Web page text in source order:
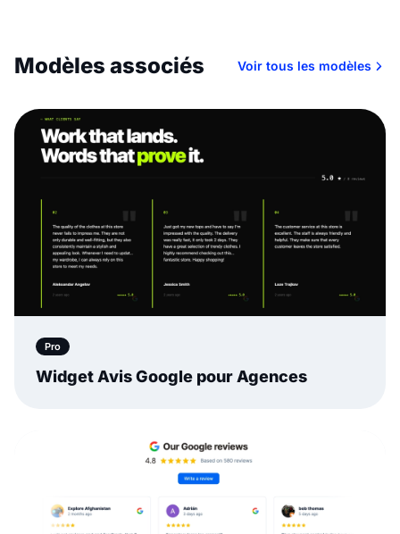
Modèles associés Voir tous les modèles
Pro
Widget Avis Google pour Agences